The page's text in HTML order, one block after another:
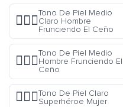
🙍🏼‍♂️
Tono De Piel Medio
Claro Hombre
Frunciendo El Ceño
🙍🏽‍♂️
Tono De Piel Medio
Hombre Frunciendo El
Ceño
🦸🏻‍♀️Tono De Piel Claro
Superhéroe Mujer